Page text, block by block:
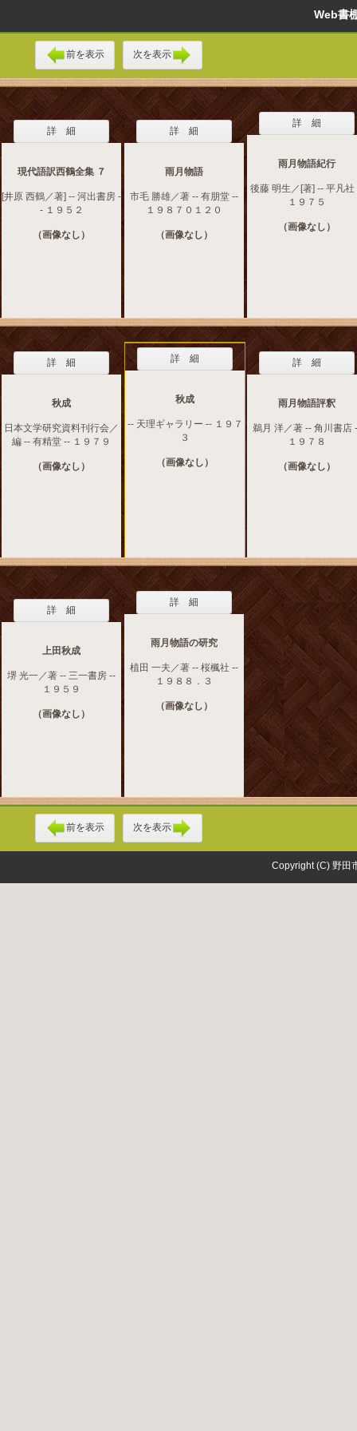
Web
前を表示 次を表示
詳 細
現代語訳西鶴全集 ７
[井原 西鶴／著] -- 河出書房 -
- １９５２
（画像なし）
詳 細
雨月物語
市毛 勝雄／著 -- 有朋堂 --
１９８７０１２０
（画像なし）
詳 細
雨月物語紀行
後藤 明生／[著] -- 平凡社
１９７５
（画像なし）
詳 細
秋成
日本文学研究資料刊行会／
編 -- 有精堂 -- １９７９
（画像なし）
詳 細
秋成
-- 天理ギャラリー -- １９７
３
（画像なし）
詳 細
雨月物語評釈
鵜月 洋／著 -- 角川書店
１９７８
（画像なし）
詳 細
上田秋成
堺 光一／著 -- 三一書房 --
１９５９
（画像なし）
詳 細
雨月物語の研究
植田 一夫／著 -- 桜楓社 --
１９８８．３
（画像なし）
前を表示 次を表示
Copyright (C) 野田